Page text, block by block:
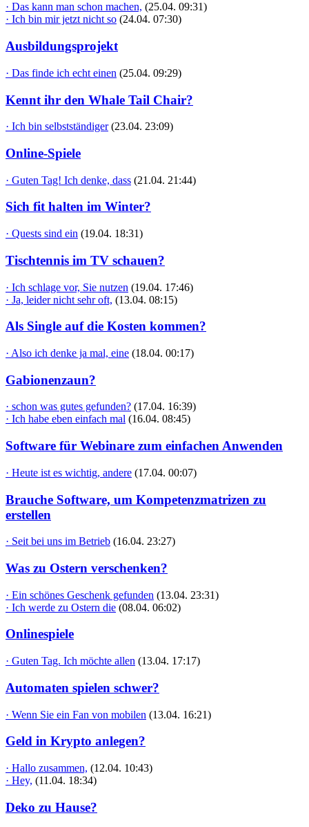
· Das kann man schon machen, (25.04. 09:31)
· Ich bin mir jetzt nicht so (24.04. 07:30)
Ausbildungsprojekt
· Das finde ich echt einen (25.04. 09:29)
Kennt ihr den Whale Tail Chair?
· Ich bin selbstständiger (23.04. 23:09)
Online-Spiele
· Guten Tag! Ich denke, dass (21.04. 21:44)
Sich fit halten im Winter?
· Quests sind ein (19.04. 18:31)
Tischtennis im TV schauen?
· Ich schlage vor, Sie nutzen (19.04. 17:46)
· Ja, leider nicht sehr oft, (13.04. 08:15)
Als Single auf die Kosten kommen?
· Also ich denke ja mal, eine (18.04. 00:17)
Gabionenzaun?
· schon was gutes gefunden? (17.04. 16:39)
· Ich habe eben einfach mal (16.04. 08:45)
Software für Webinare zum einfachen Anwenden
· Heute ist es wichtig, andere (17.04. 00:07)
Brauche Software, um Kompetenzmatrizen zu
erstellen
· Seit bei uns im Betrieb (16.04. 23:27)
Was zu Ostern verschenken?
· Ein schönes Geschenk gefunden (13.04. 23:31)
· Ich werde zu Ostern die (08.04. 06:02)
Onlinespiele
· Guten Tag. Ich möchte allen (13.04. 17:17)
Automaten spielen schwer?
· Wenn Sie ein Fan von mobilen (13.04. 16:21)
Geld in Krypto anlegen?
· Hallo zusammen, (12.04. 10:43)
· Hey, (11.04. 18:34)
Deko zu Hause?